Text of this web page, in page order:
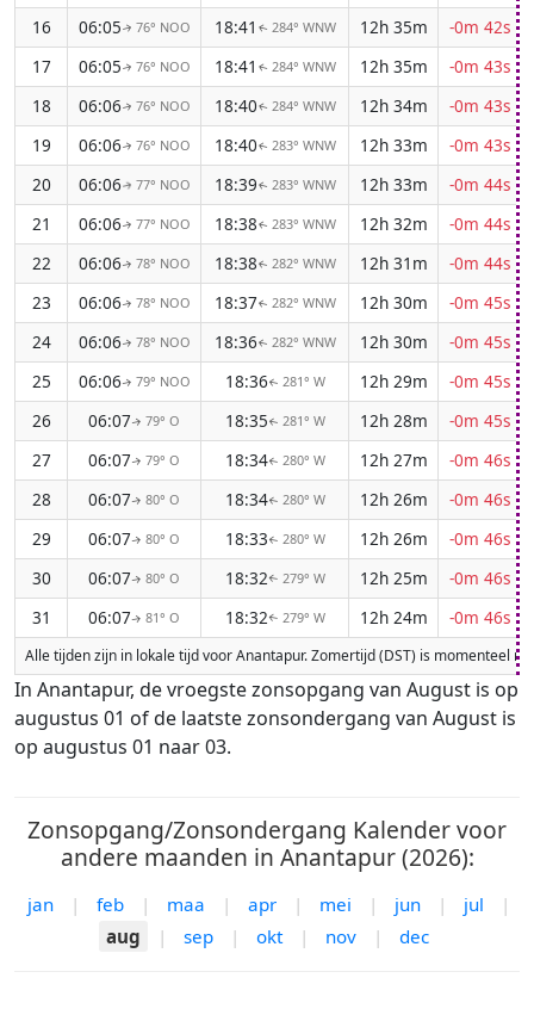
16
06:05↑ 76° NOO 18:41 ↑ 284° WNW 12h 35m
-0m 42s
17
06:05↑ 76° NOO 18:41 ↑ 284° WNW 12h 35m
-0m 43s
18
06:06↑ 76° NOO 18:40↑ 284° WNW 12h 34m
-0m 43s
19
06:06↑ 76° NOO 18:40↑ 283° WNW 12h 33m
-0m 43s
20
06:06↑ 77° NOO 18:39↑ 283° WNW 12h 33m
-0m 44s
21
06:06↑ 77° NOO 18:38↑ 283° WNW 12h 32m
-0m 44s
22
06:06↑ 78° NOO 18:38↑ 282° WNW 12h 31m
-0m 44s
23
06:06↑ 78° NOO 18:37↑ 282° WNW 12h 30m
-0m 45s
24
06:06↑ 78° NOO 18:36↑ 282° WNW 12h 30m
-0m 45s
25
06:06↑ 79° NOO 18:36↑ 281° W 12h 29m
-0m 45s
26
06:07↑ 79° O 18:35↑ 281° W 12h 28m
-0m 45s
27
06:07↑ 79° O 18:34↑ 280° W 12h 27m
-0m 46s
28
06:07↑ 80° O 18:34↑ 280° W 12h 26m
-0m 46s
29
06:07↑ 80° O 18:33↑ 280° W 12h 26m
-0m 46s
30
06:07↑ 80° O 18:32↑ 279° W 12h 25m
-0m 46s
31
06:07↑ 81° O 18:32↑ 279° W 12h 24m -0m 46s
Alle tijden zijn in lokale tijd voor Anantapur. Zomertijd (DST) is momenteel
In Anantapur, de vroegste zonsopgang van August is op
augustus 01 of de laatste zonsondergang van August is
op augustus 01 naar 03.
Zonsopgang/Zonsondergang Kalender voor
andere maanden in Anantapur (2026):
jan | feb | maa | apr | mei | jun | jul
|
aug
| sep | okt | nov | dec